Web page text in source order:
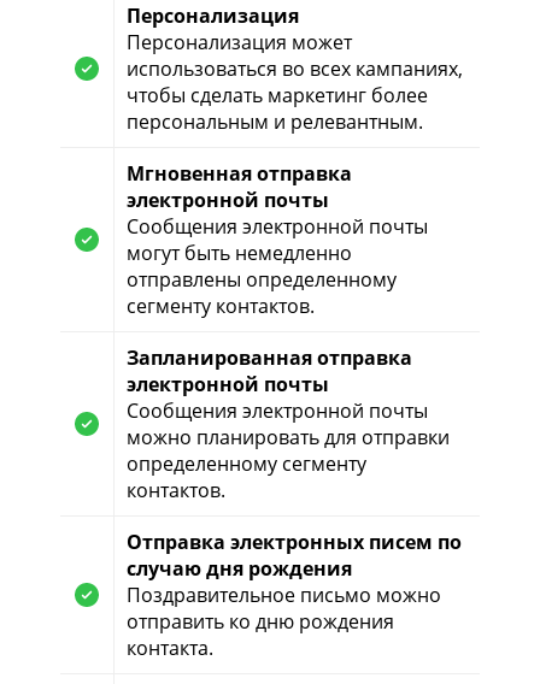
Персонализация
Персонализация может
использоваться во всех кампаниях,
чтобы сделать маркетинг более
персональным и релевантным.
Мгновенная отправка
электронной почты
Сообщения электронной почты
могут быть немедленно
отправлены определенному
сегменту контактов.
Запланированная отправка
электронной почты
Сообщения электронной почты
можно планировать для отправки
определенному сегменту
контактов.
Отправка электронных писем по
случаю дня рождения
Поздравительное письмо можно
отправить ко дню рождения
контакта.